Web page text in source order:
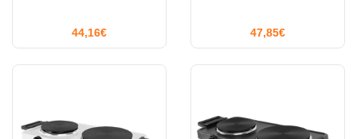
44,16€ 47,85€